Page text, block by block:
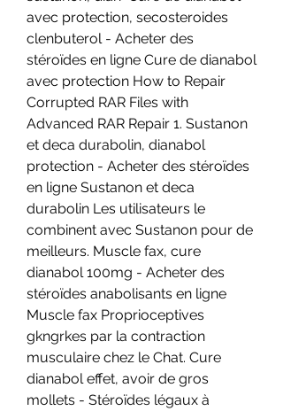
avec protection, secosteroides
clenbuterol - Acheter des
stéroïdes en ligne Cure de dianabol
avec protection How to Repair
Corrupted RAR Files with
Advanced RAR Repair 1. Sustanon
et deca durabolin, dianabol
protection - Acheter des stéroïdes
en ligne Sustanon et deca
durabolin Les utilisateurs le
combinent avec Sustanon pour de
meilleurs. Muscle fax, cure
dianabol 100mg - Acheter des
stéroïdes anabolisants en ligne
Muscle fax Proprioceptives
gkngrkes par la contraction
musculaire chez le Chat. Cure
dianabol effet, avoir de gros
mollets - Stéroïdes légaux à